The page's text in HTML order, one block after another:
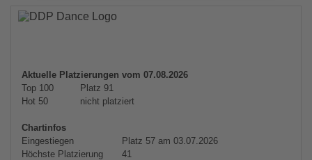
powered by
Aktuelle Platzierungen vom 07.08.2026
Top 100
Platz 91
Hot 50
nicht platziert
Chartinfos
Eingestiegen
Platz 57 am 03.07.2026
Höchste Platzierung
41